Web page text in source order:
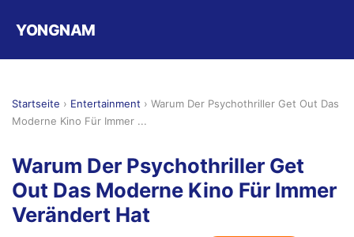
YONGNAM
Startseite › Entertainment › Warum Der Psychothriller Get Out Das
Moderne Kino Für Immer ...
Warum Der Psychothriller Get
Out Das Moderne Kino Für Immer
Verändert Hat